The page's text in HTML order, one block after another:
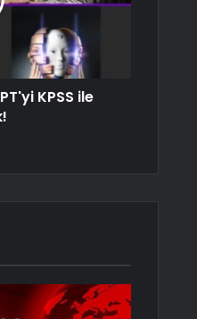
KPSS ile